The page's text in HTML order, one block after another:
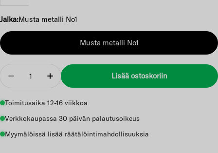
Jalka:Musta metalli No1
Musta metalli No1
Vähennä Lisää
Lisää ostoskoriin
Toimitusaika 12-16 viikkoa
Verkkokaupassa 30 päivän palautusoikeus
Myymälöissä lisää räätälöintimahdollisuuksia